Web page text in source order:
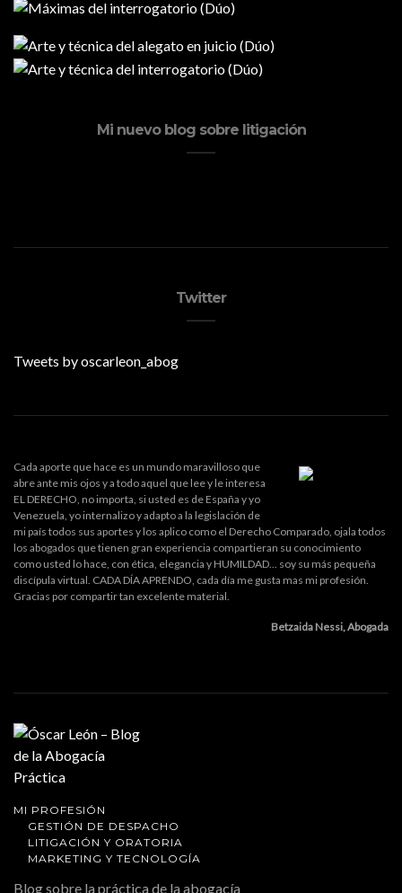
Mi nuevo blog sobre litigación
Twitter
Tweets by oscarleon_abog
Cada aporte que hace es un mundo maravilloso que
abre ante mis ojos y a todo aquel que lee y le interesa
EL DERECHO, no importa, si usted es de España y yo
Venezuela, yo internalizo y adapto a la legislación de
mi país todos sus aportes y los aplico como el Derecho Comparado, ojala todos
los abogados que tienen gran experiencia compartieran su conocimiento
como usted lo hace, con ética, elegancia y HUMILDAD... soy su más pequeña
discípula virtual. CADA DÍA APRENDO, cada día me gusta mas mi profesión.
Gracias por compartir tan excelente material.
Betzaida Nessi, Abogada
MI PROFESIÓN
GESTIÓN DE DESPACHO
LITIGACIÓN Y ORATORIA
MARKETING Y TECNOLOGÍA
Blog sobre la práctica de la abogacía